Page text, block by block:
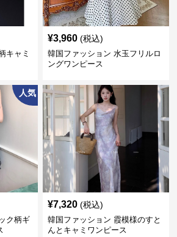
キャミ
¥3,960 (税込)
韓国ファッション 水玉フリルロ
ングワンピース
人気
ク柄ギ
¥7,320 (税込)
韓国ファッション 霞模様のすと
んとキャミワンピース